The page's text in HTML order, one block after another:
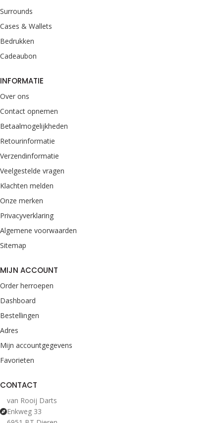
Surrounds
Cases & Wallets
Bedrukken
Cadeaubon
INFORMATIE
Over ons
Contact opnemen
Betaalmogelijkheden
Retourinformatie
Verzendinformatie
Veelgestelde vragen
Klachten melden
Onze merken
Privacyverklaring
Algemene voorwaarden
Sitemap
MIJN ACCOUNT
Order herroepen
Dashboard
Bestellingen
Adres
Mijn accountgegevens
Favorieten
CONTACT
van Rooij Darts
Enkweg 33